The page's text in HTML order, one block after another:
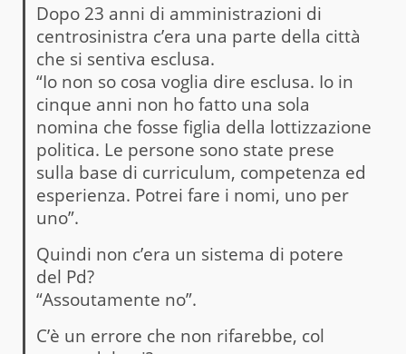
Dopo 23 anni di amministrazioni di
centrosinistra c’era una parte della città
che si sentiva esclusa.
“Io non so cosa voglia dire esclusa. Io in
cinque anni non ho fatto una sola
nomina che fosse figlia della lottizzazione
politica. Le persone sono state prese
sulla base di curriculum, competenza ed
esperienza. Potrei fare i nomi, uno per
uno”.
Quindi non c’era un sistema di potere
del Pd?
“Assoutamente no”.
C’è un errore che non rifarebbe, col